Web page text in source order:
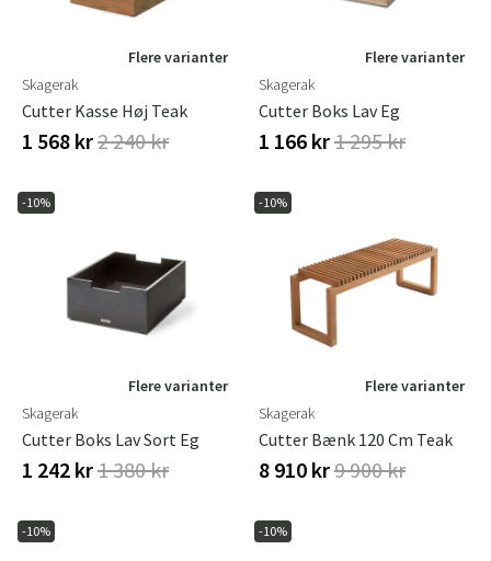
Flere varianter
Skagerak
Cutter Kasse Høj Teak
1 568 kr2 240 kr
Flere varianter
Skagerak
Cutter Boks Lav Eg
1 166 kr1 295 kr
-10%
Flere varianter
Skagerak
Cutter Boks Lav Sort Eg
1 242 kr1 380 kr
-10%
Flere varianter
Skagerak
Cutter Bænk 120 Cm Teak
8 910 kr9 900 kr
-10% -10%